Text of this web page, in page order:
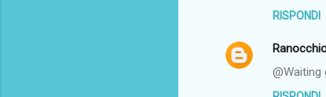
m
e
RISPONDI
@Waiting